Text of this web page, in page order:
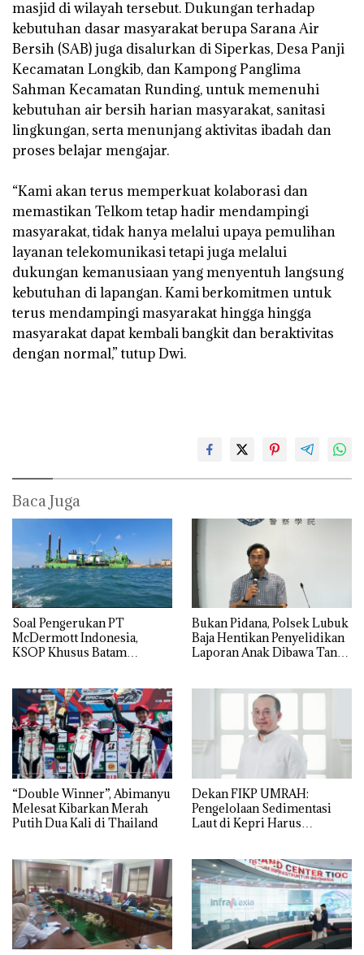
masjid di wilayah tersebut. Dukungan terhadap
kebutuhan dasar masyarakat berupa Sarana Air
Bersih (SAB) juga disalurkan di Siperkas, Desa Panji
Kecamatan Longkib, dan Kampong Panglima
Sahman Kecamatan Runding, untuk memenuhi
kebutuhan air bersih harian masyarakat, sanitasi
lingkungan, serta menunjang aktivitas ibadah dan
proses belajar mengajar.
‎“Kami akan terus memperkuat kolaborasi dan
memastikan Telkom tetap hadir mendampingi
masyarakat, tidak hanya melalui upaya pemulihan
layanan telekomunikasi tetapi juga melalui
dukungan kemanusiaan yang menyentuh langsung
kebutuhan di lapangan. Kami berkomitmen untuk
terus mendampingi masyarakat hingga hingga
masyarakat dapat kembali bangkit dan beraktivitas
dengan normal,” tutup Dwi.
Baca Juga
‎Soal Pengerukan PT
McDermott Indonesia,
KSOP Khusus Batam
Bukan Pidana, Polsek Lubuk
Baja Hentikan Penyelidikan
Laporan Anak Dibawa Tanpa
“Double Winner”, Abimanyu
Melesat Kibarkan Merah
Putih Dua Kali di Thailand
Dekan FIKP UMRAH:
Pengelolaan Sedimentasi
Laut di Kepri Harus
dengan Konservasi